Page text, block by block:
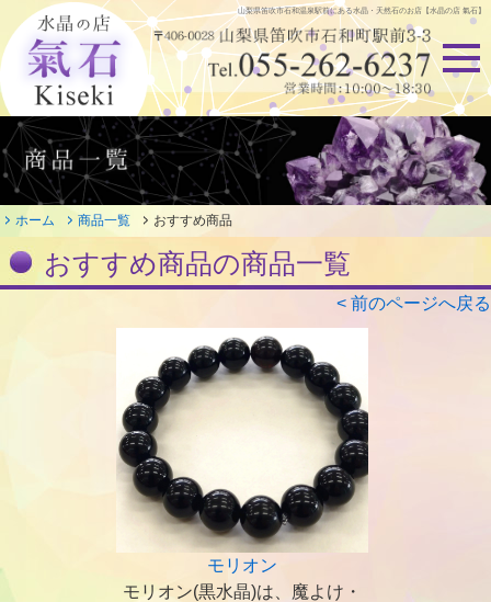
山梨県笛吹市石和温泉駅前にある水晶・天然石のお店【水晶の店 氣石】
ホーム 商品一覧 おすすめ商品
おすすめ商品の商品一覧
< 前のページへ戻る
モリオン
モリオン(黒水晶)は、魔よけ・